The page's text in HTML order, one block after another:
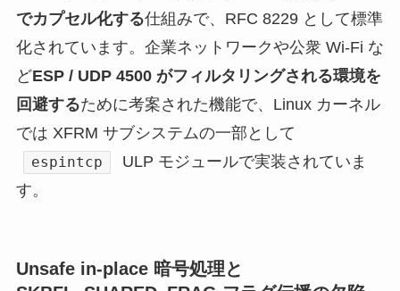
でカプセル化する仕組みで、RFC 8229 として標準
化されています。企業ネットワークや公衆 Wi-Fi な
どESP / UDP 4500 がフィルタリングされる環境を
回避するために考案された機能で、Linux カーネル
では XFRM サブシステムの一部として
espintcp
ULP モジュールで実装されていま
す。
Unsafe in-place 暗号処理と